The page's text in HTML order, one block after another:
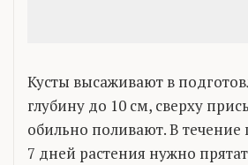
Кусты высаживают в
глубину до 10 см, сверху
обильно поливают. В
7 дней растения нужно